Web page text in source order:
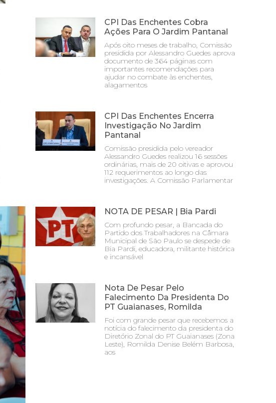
CPI Das Enchentes Cobra
Ações Para O Jardim Pantanal
Após oito meses de trabalho, Comissão
presidida por Alessandro Guedes aprova
documento de 364 páginas com
importantes recomendações para
ajudar no combate às enchentes,
alagamentos
CPI Das Enchentes Encerra
Investigação No Jardim
Pantanal
Comissão presidida pelo vereador
Alessandro Guedes realizou 16 sessões
ordinárias, mais de 20 oitivas e aprovou
112 requerimentos ao longo das
investigações. A Comissão Parlamentar
NOTA DE PESAR | Bia Pardi
Com profundo pesar, a Bancada do
Partido dos Trabalhadores na Câmara
Municipal de São Paulo se despede de
Bia Pardi, educadora, militante histórica
e incansável
Nota De Pesar Pelo
Falecimento Da Presidenta Do
PT Guaianases, Romilda
Foi com grande pesar que recebemos a
notícia do falecimento da presidenta do
Diretório Zonal do PT Guaianases (Zona
Leste), Romilda Denise Belém Barbosa,
aos